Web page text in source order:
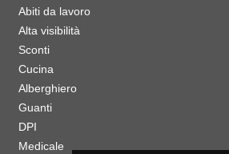
Abiti da lavoro
Alta visibilità
Sconti
Cucina
Alberghiero
Guanti
DPI
Medicale